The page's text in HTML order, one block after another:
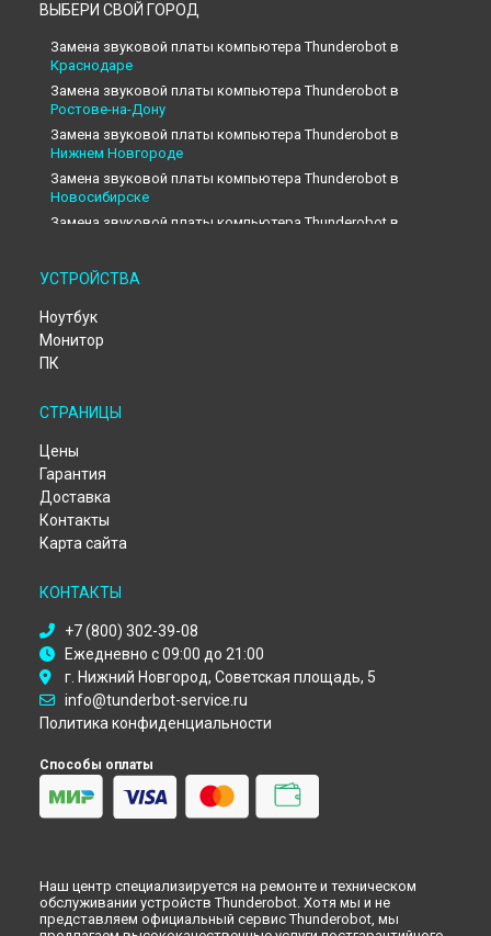
ВЫБЕРИ СВОЙ ГОРОД
Замена звуковой платы компьютера Thunderobot в
Краснодаре
Замена звуковой платы компьютера Thunderobot в
Ростове-на-Дону
Замена звуковой платы компьютера Thunderobot в
Нижнем Новгороде
Замена звуковой платы компьютера Thunderobot в
Новосибирске
Замена звуковой платы компьютера Thunderobot в
Замена звуковой платы компьютера Thunderobot в
Москве
Замена звуковой платы компьютера Thunderobot в
Петербурге
УСТРОЙСТВА
Ноутбук
Монитор
ПК
СТРАНИЦЫ
Цены
Гарантия
Доставка
Контакты
Карта сайта
КОНТАКТЫ
+7 (800) 302-39-08
Ежедневно с 09:00 до 21:00
г. Нижний Новгород, Советская площадь, 5
info@tunderbot-service.ru
Политика конфиденциальности
Способы оплаты
Наш центр специализируется на ремонте и техническом
обслуживании устройств Thunderobot. Хотя мы и не
представляем официальный сервис Thunderobot, мы